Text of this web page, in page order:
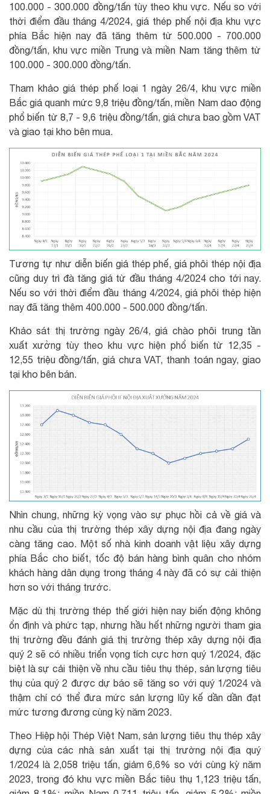
100.000 - 300.000 đồng/tấn tùy theo khu vực. Nếu so với
thời điểm đầu tháng 4/2024, giá thép phế nội địa khu vực
phía Bắc hiện nay đã tăng thêm từ 500.000 - 700.000
đồng/tấn, khu vực miền Trung và miền Nam tăng thêm từ
100.000 - 300.000 đồng/tấn.
Tham khảo giá thép phế loại 1 ngày 26/4, khu vực miền
Bắc giá quanh mức 9,8 triệu đồng/tấn, miền Nam dao động
phổ biến từ 8,7 - 9,6 triệu đồng/tấn, giá chưa bao gồm VAT
và giao tại kho bên mua.
Tương tự như diễn biến giá thép phế, giá phôi thép nội địa
cũng duy trì đà tăng giá từ đầu tháng 4/2024 cho tới nay.
Nếu so với thời điểm đầu tháng 4/2024, giá phôi thép hiện
nay đã tăng thêm 400.000 - 500.000 đồng/tấn.
Khảo sát thị trường ngày 26/4, giá chào phôi trung tần
xuất xưởng tùy theo khu vực hiện phổ biến từ 12,35 -
12,55 triệu đồng/tấn, giá chưa VAT, thanh toán ngay, giao
tại kho bên bán.
Nhìn chung, những kỳ vọng vào sự phục hồi cả về giá và
nhu cầu của thị trường thép xây dựng nội địa đang ngày
càng tăng cao. Một số nhà kinh doanh vật liệu xây dựng
phía Bắc cho biết, tốc độ bán hàng bình quân cho nhóm
khách hàng dân dụng trong tháng 4 này đã có sự cải thiện
hơn so với tháng trước.
Mặc dù thị trường thép thế giới hiện nay biến động không
ổn định và phức tạp, nhưng hầu hết những người tham gia
thị trường đều đánh giá thị trường thép xây dựng nội địa
quý 2 sẽ có nhiều triển vọng tích cực hơn quý 1/2024, đặc
biệt là sự cải thiện về nhu cầu tiêu thụ thép, sản lượng tiêu
thụ của quý 2 được dự báo sẽ tăng so với quý 1/2024 và
thậm chí có thể đưa mức sản lượng lũy kế dần dần đạt
mức tương đương cùng kỳ năm 2023.
Theo Hiệp hội Thép Việt Nam, sản lượng tiêu thụ thép xây
dựng của các nhà sản xuất tại thị trường nội địa quý
1/2024 là 2,058 triệu tấn, giảm 6,6% so với cùng kỳ năm
2023, trong đó khu vực miền Bắc tiêu thụ 1,123 triệu tấn,